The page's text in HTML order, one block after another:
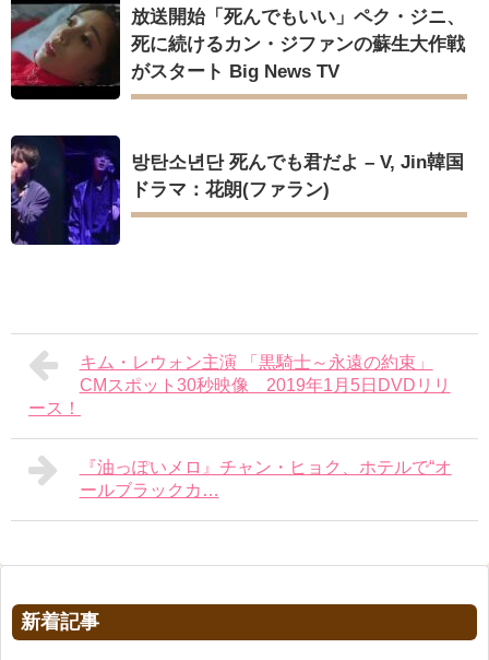
放送開始「死んでもいい」ペク・ジニ、
死に続けるカン・ジファンの蘇生大作戦
がスタート Big News TV
방탄소년단 死んでも君だよ – V, Jin韓国
ドラマ：花朗(ファラン)
キム・レウォン主演 「黒騎士～永遠の約束」
CMスポット30秒映像 2019年1月5日DVDリリ
ース！
『油っぽいメロ』チャン・ヒョク、ホテルで“オ
ールブラックカ…
新着記事